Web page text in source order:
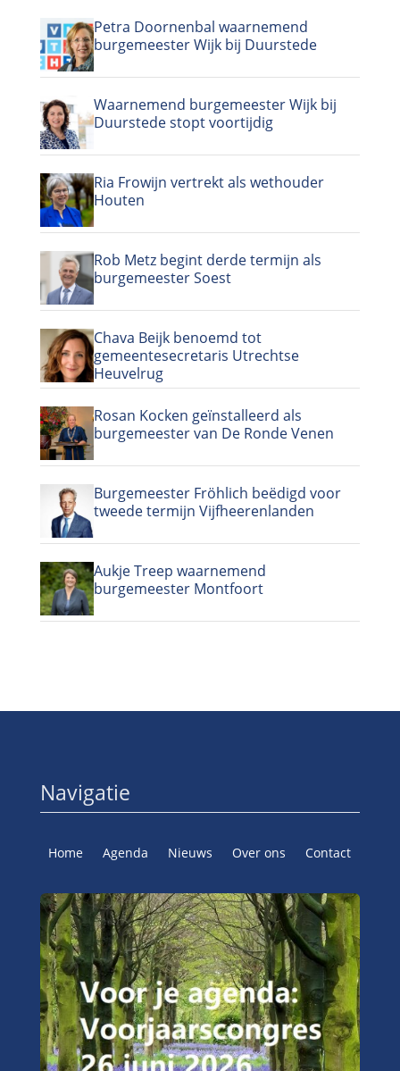
Petra Doornenbal waarnemend
burgemeester Wijk bij Duurstede
Waarnemend burgemeester Wijk bij
Duurstede stopt voortijdig
Ria Frowijn vertrekt als wethouder
Houten
Rob Metz begint derde termijn als
burgemeester Soest
Chava Beijk benoemd tot
gemeentesecretaris Utrechtse
Heuvelrug
Rosan Kocken geïnstalleerd als
burgemeester van De Ronde Venen
Burgemeester Fröhlich beëdigd voor
tweede termijn Vijfheerenlanden
Aukje Treep waarnemend
burgemeester Montfoort
Navigatie
Home Agenda Nieuws Over ons Contact